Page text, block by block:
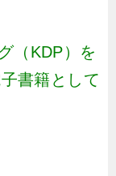
（KDP）を
書籍として